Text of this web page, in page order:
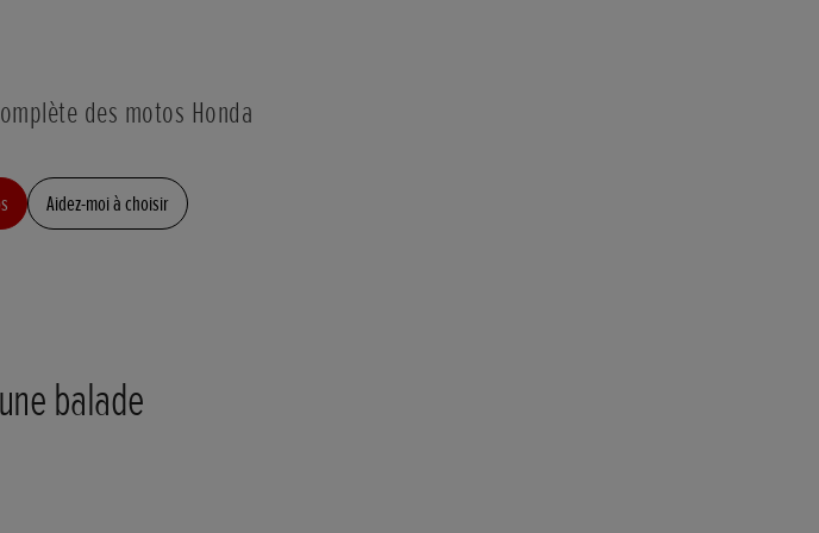
des motos Honda
Aidez-moi à choisir
balade